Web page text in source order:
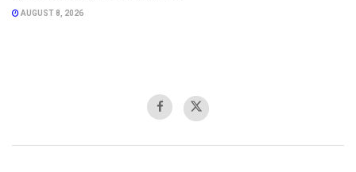
AUGUST 8, 2026